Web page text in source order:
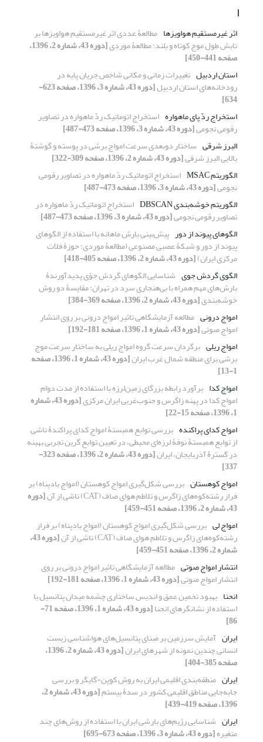
ا
اثر غیرمستقیم هواویزها مطالعۀ عددی اثر غیرمستقیم هواویزها بر
تابش طول موج کوتاه و بلند: مطالعۀ موردی [دوره 43، شماره 2، 1396،
صفحه 441-450]
استان اردبیل تغییرات زمانی و مکانی شاخص جریان پایه در
رودخانه‌های استان اردبیل [دوره 43، شماره 3، 1396، صفحه 623-
634]
استخراج ردّ پای ماهواره استخراج اتوماتیک ردّ ماهواره در تصاویر
رقومی نجومی[دوره 43، شماره 3، 1396، صفحه 473-487]
البرز شرقی ساختار دوبعدی سرعت امواج برشی در پوسته و گوشتۀ
بالایی البرز شرقی[دوره 43، شماره 2، 1396، صفحه 309-322]
الگوریتم MSAC
استخراج اتوماتیک ردّ ماهواره در تصاویر رقومی
نجومی[دوره 43، شماره 3، 1396، صفحه 473-487]
الگوریتم خوشه‌بندی DBSCAN
استخراج اتوماتیک ردّ ماهواره در
تصاویر رقومی نجومی[دوره 43، شماره 3، 1396، صفحه 473-487]
الگوهای پیوند از دور پیش‌بینی بارش ماهانه با استفاده از الگوهای
پیوند از دور و شبکۀ عصبی مصنوعی (مطالعۀ موردی: حوزۀ فلات
مرکزی ایران)[دوره 43، شماره 2، 1396، صفحه 405-418]
الگوی گردش جوی شناسایی الگوهای گردش جوّی پدیدآورندۀ
بارش‌های مهم همراه با بی‌هنجاری سرد در تهران: مقایسۀ دو روش
خوشه‌بندی[دوره 43، شماره 2، 1396، صفحه 369-384]
امواج درونی مطالعه آزمایشگاهی تاثیر امواج درونی بر روی انتشار
امواج صوتی[دوره 43، شماره 1، 1396، صفحه 181-192]
امواج ریلی برگردان سرعت گروه امواج ریلی به ساختار سرعت موج
برشی برای منطقه شمال غرب ایران [دوره 43، شماره 1، 1396، صفحه
1-13]
امواج کدا برآورد رابطه بزرگای زمین‌لرزه با استفاده از مدت دوام
امواج کدا در پهنه زاگرس و جنوب‌غربی ایران مرکزی [دوره 43، شماره
1، 1396، صفحه 15-22]
امواج کدای پراکنده بررسی توابع همبستۀ امواج کدای پراکندۀ ناشی
از توابع همبستۀ نوفۀ لرزه‌ای محیطی، در تعیین توابع گرین تجربی بهینه
در گسترۀ آذربایجان، ایران [دوره 43، شماره 2، 1396، صفحه 323-
337]
امواج کوهستان بررسی شکل‌گیری امواج کوهستان (امواج بادپناه) بر
فراز رشته‌کوه‌های زاگرس و تلاطم هوای صاف (CAT) ناشی از آن [دوره
43، شماره 2، 1396، صفحه 451-459]
امواج لی بررسی شکل‌گیری امواج کوهستان (امواج بادپناه) بر فراز
رشته‌کوه‌های زاگرس و تلاطم هوای صاف (CAT) ناشی از آن [دوره 43،
شماره 2، 1396، صفحه 451-459]
انتشار امواج صوتی مطالعه آزمایشگاهی تاثیر امواج درونی بر روی
انتشار امواج صوتی[دوره 43، شماره 1، 1396، صفحه 181-192]
انحنا بهبود تخمین عمق و اندیس ساختاری چشمه میدان پتانسیل با
استفاده از نشانگرهای انحنا [دوره 43، شماره 1، 1396، صفحه 71-
86]
ایران آمایش سرزمین بر مبنای پتانسیل‌های هواشناسی زیست
انسانی چندین نمونه از شهرهای ایران [دوره 43، شماره 2، 1396،
صفحه 385-404]
ایران منطقه‌بندی اقلیمی ایران به روش کوپن-گایگر و بررسی
جابه‌جایی مناطق اقلیمی کشور در سدۀ بیستم [دوره 43، شماره 2،
1396، صفحه 419-439]
ایران شناسایی رژیم‌های بارشی ایران با استفاده از روش‌های چند
متغیره[دوره 43، شماره 3، 1396، صفحه 673-695]